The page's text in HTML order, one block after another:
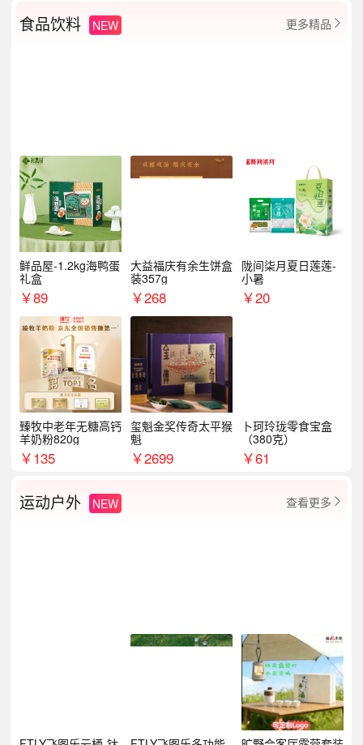
食品饮料 NEW 更多精品 
鲜品屋-1.2kg海鸭蛋
礼盒
￥89
大益福庆有余生饼盒
装357g
￥268
陇间柒月夏日莲莲-
小暑
￥20
臻牧中老年无糖高钙
羊奶粉820g
￥135
玺魁金奖传奇太平猴
魁
￥2699
卜珂玲珑零食宝盒
（380克）
￥61
运动户外 NEW 查看更多 